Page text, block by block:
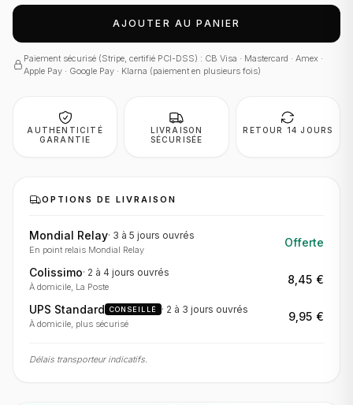
AJOUTER AU PANIER
Paiement sécurisé (Stripe, certifié PCI-DSS) : CB Visa · Mastercard · Amex ·
Apple Pay · Google Pay · Klarna (paiement en plusieurs fois)
AUTHENTICITÉ
GARANTIE
LIVRAISON
SÉCURISÉE
RETOUR 14 JOURS
OPTIONS DE LIVRAISON
Mondial Relay· 3 à 5 jours ouvrés
En point relais Mondial Relay
Offerte
Colissimo· 2 à 4 jours ouvrés
À domicile, La Poste
8,45 €
UPS Standard CONSEILLÉ · 2 à 3 jours ouvrés
À domicile, plus sécurisé
9,95 €
Délais transporteur indicatifs.